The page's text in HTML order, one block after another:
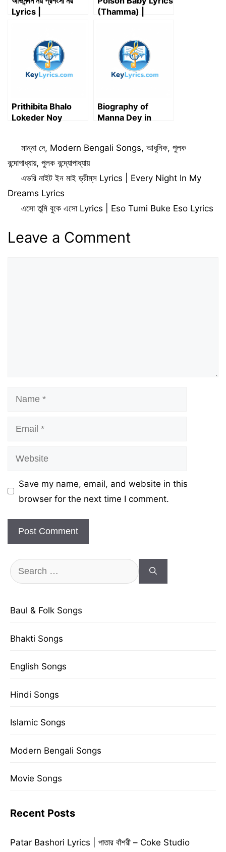
Lyrics |
Lyrics | মান্না দে
(Thamma) |
Rashmika M
Prithibita Bhalo
Lokeder Noy
Hooligaanism |
Anirban
Bhattacharya
Biography of
Manna Dey in
Categories
মান্না দে, Modern Bengali Songs,আধুনিক,পুলক
বন্দোপাধ্যায়, পুলক বন্দ্যোপাধ্যায়
এভরি নাইট ইন মাই ড্রীম্‌স Lyrics | Every Night In My
Dreams Lyrics
এসো তুমি বুকে এসো Lyrics | Eso Tumi Buke Eso Lyrics
Leave a Comment
Name
Email
Website
Save my name, email, and website in this
browser for the next time I comment.
Search
for:
Baul & Folk Songs
Bhakti Songs
English Songs
Hindi Songs
Islamic Songs
Modern Bengali Songs
Movie Songs
Recent Posts
Patar Bashori Lyrics | পাতার বাঁশরী – Coke Studio